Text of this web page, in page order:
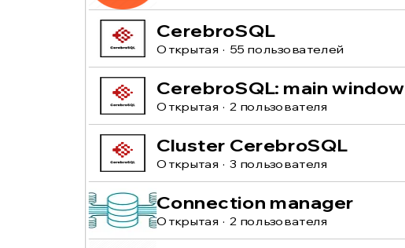
CerebroSQL
Открытая · 55 пользователей
CerebroSQL: main window
Открытая · 2 пользователя
Cluster CerebroSQL
Открытая · 3 пользователя
Connection manager
Открытая · 2 пользователя